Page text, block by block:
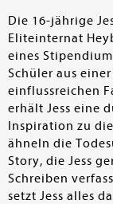
Die 16-jährige
Eliteinternat
eines
Schüler aus
einflussreichen
erhält Jess eine
Inspiration zu
ähneln die
Story, die Jess
Schreiben
setzt Jess alles